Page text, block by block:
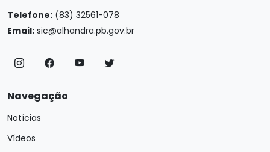
Telefone: (83) 32561-078
Email: sic@alhandra.pb.gov.br
Navegação
Notícias
Vídeos